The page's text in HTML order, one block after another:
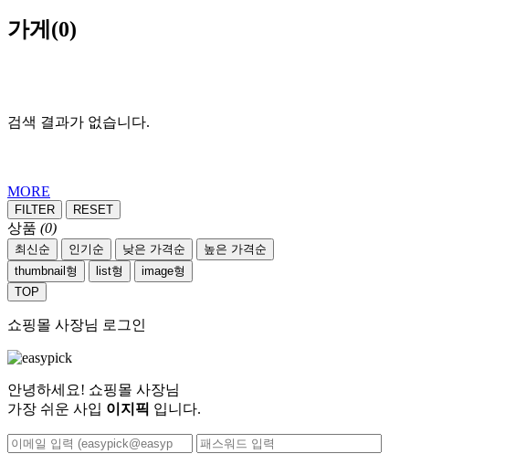
가게 (0)
검색 결과가 없습니다.
MORE
FILTER RESET
상품 (0)
최신순 인기순 낮은 가격순
높은 가격순
thumbnail형
list형
image형
TOP
쇼핑몰 사장님 로그인
안녕하세요! 쇼핑몰 사장님
가장 쉬운 사입 이지픽 입니다.